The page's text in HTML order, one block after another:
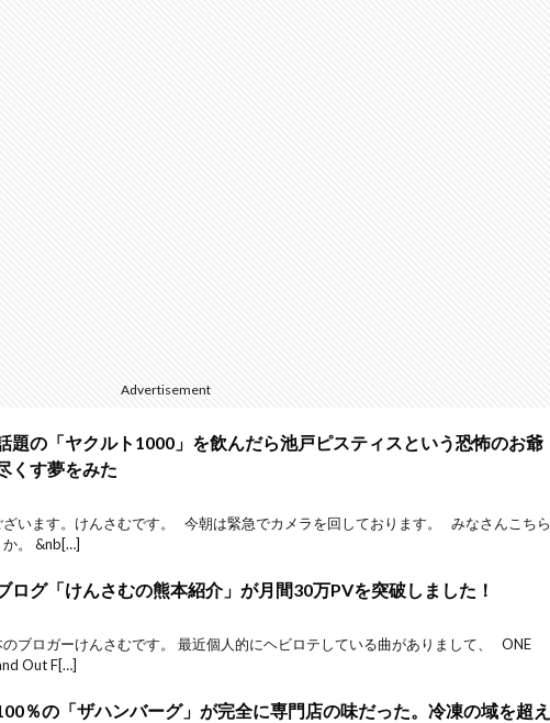
Advertisement
題の「ヤクルト1000」を飲んだら池戸ピスティスという恐怖のお爺
くす夢をみた
ざいます。けんさむです。 今朝は緊急でカメラを回しております。 みなさんこちら
か。 &nb[…]
ログ「けんさむの熊本紹介」が月間30万PVを突破しました！
のブロガーけんさむです。 最近個人的にヘビロテしている曲がありまして、 ONE
Out F[…]
％の「ザハンバーグ」が完全に専門店の味だった。冷凍の域を超え